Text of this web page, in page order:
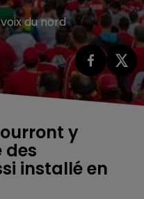
du nord
y
des
installé en